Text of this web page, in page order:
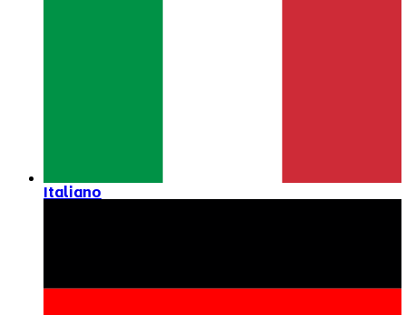
Italiano